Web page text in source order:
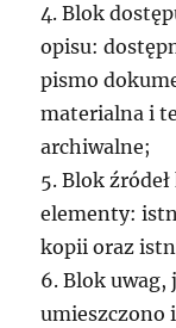
4. Blok
opisu:
pismo
materialna i
archiwalne;
5. Blok
elementy:
kopii oraz
6. Blok
umieszczono